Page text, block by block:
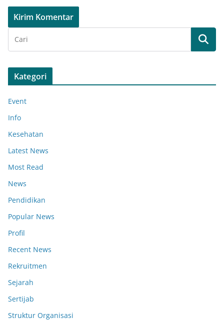
Kategori
Event
Info
Kesehatan
Latest News
Most Read
News
Pendidikan
Popular News
Profil
Recent News
Rekruitmen
Sejarah
Sertijab
Struktur Organisasi